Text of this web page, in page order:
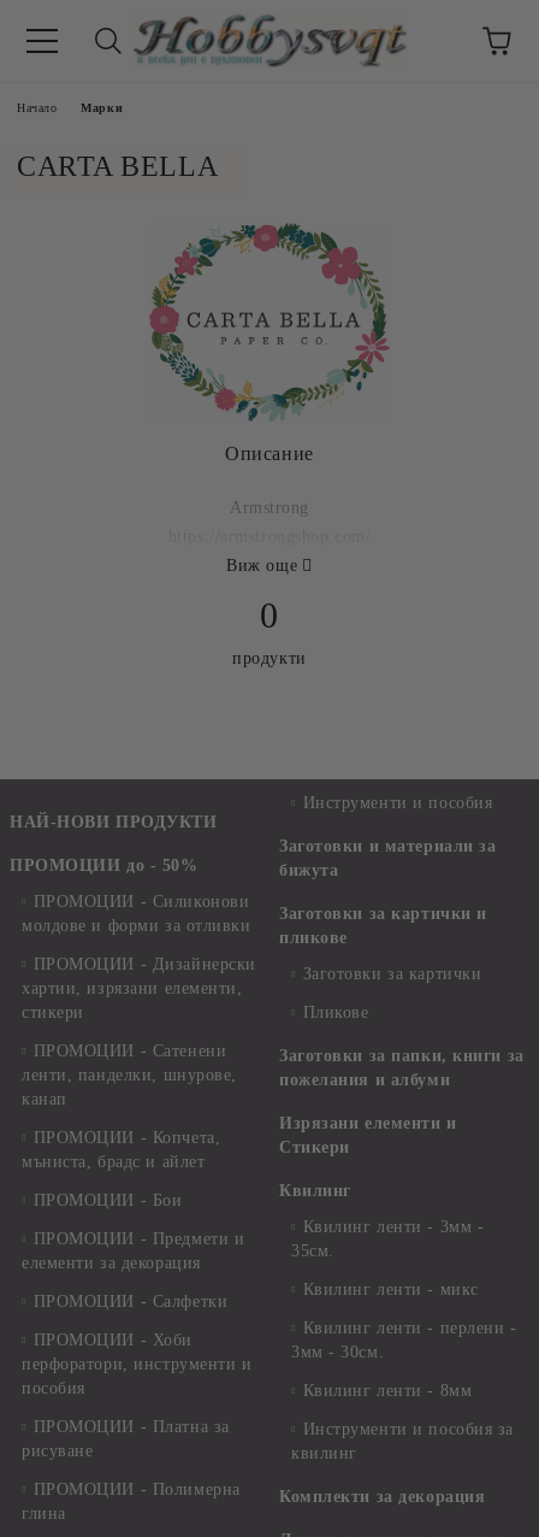
Начало Марки
CARTA BELLA
Описание
Armstrong
Виж още
0
продукти
НАЙ-НОВИ ПРОДУКТИ
ПРОМОЦИИ до - 50%
ПРОМОЦИИ - Силиконови
молдове и форми за отливки
ПРОМОЦИИ - Дизайнерски
хартии, изрязани елементи,
стикери
ПРОМОЦИИ - Сатенени
ленти, панделки, шнурове,
канап
ПРОМОЦИИ - Копчета,
мъниста, брадс и айлет
ПРОМОЦИИ - Бои
ПРОМОЦИИ - Предмети и
елементи за декорация
ПРОМОЦИИ - Салфетки
ПРОМОЦИИ - Хоби
перфоратори, инструменти и
пособия
ПРОМОЦИИ - Платна за
рисуване
ПРОМОЦИИ - Полимерна
глина
Инструменти и пособия
Заготовки и материали за
бижута
Заготовки за картички и
пликове
Заготовки за картички
Пликове
Заготовки за папки, книги за
пожелания и албуми
Изрязани елементи и
Стикери
Квилинг
Квилинг ленти - 3мм -
35см.
Квилинг ленти - микс
Квилинг ленти - перлени -
3мм - 30см.
Квилинг ленти - 8мм
Инструменти и пособия за
квилинг
Комплекти за декорация